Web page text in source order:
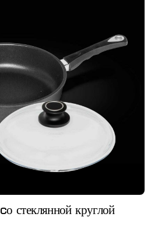
стеклянной круглой